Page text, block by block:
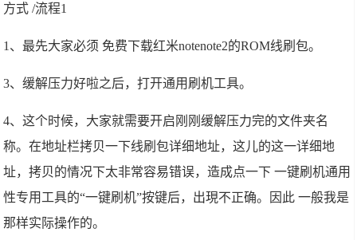
方式 /流程1
1、最先大家必须 免费下载红米notenote2的ROM线刷包。
3、缓解压力好啦之后，打开通用刷机工具。
4、这个时候，大家就需要开启刚刚缓解压力完的文件夹名
称。在地址栏拷贝一下线刷包详细地址，这儿的这一详细地
址，拷贝的情况下太非常容易错误，造成点一下 一键刷机通用
性专用工具的“一键刷机”按键后，出現不正确。因此 一般我是
那样实际操作的。